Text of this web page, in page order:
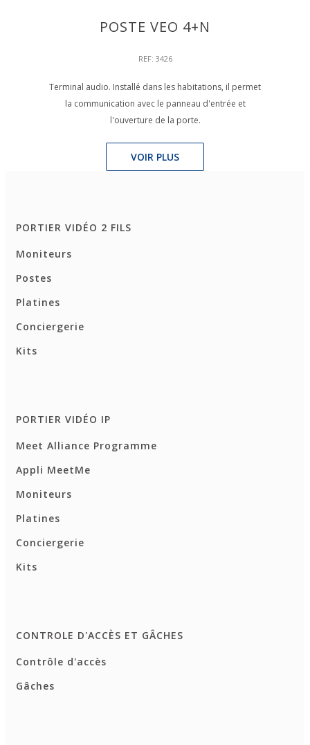
POSTE VEO 4+N
REF: 3426
Terminal audio. Installé dans les habitations, il permet
la communication avec le panneau d'entrée et
l'ouverture de la porte.
VOIR PLUS
PORTIER VIDÉO 2 FILS
Moniteurs
Postes
Platines
Conciergerie
Kits
PORTIER VIDÉO IP
Meet Alliance Programme
Appli MeetMe
Moniteurs
Platines
Conciergerie
Kits
CONTROLE D'ACCÈS ET GÂCHES
Contrôle d'accès
Gâches